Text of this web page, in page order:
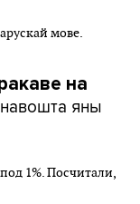
на
яны